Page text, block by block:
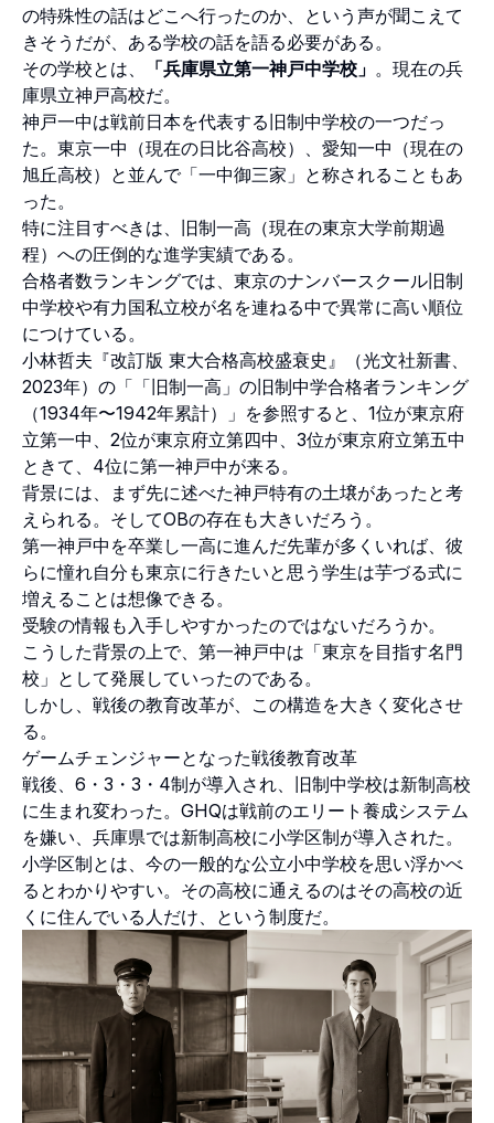
の特殊性の話はどこへ行ったのか、という声が聞こえて
きそうだが、ある学校の話を語る必要がある。
その学校とは、
「兵庫県立第一神戸中学校」 。現在の兵
庫県立神戸高校だ。
神戸一中は戦前日本を代表する旧制中学校の一つだっ
た。東京一中（現在の日比谷高校）、愛知一中（現在の
旭丘高校）と並んで「一中御三家」と称されることもあ
った。
特に注目すべきは、旧制一高（現在の東京大学前期過
程）への圧倒的な進学実績である。
合格者数ランキングでは、東京のナンバースクール旧制
中学校や有力国私立校が名を連ねる中で異常に高い順位
につけている。
小林哲夫『改訂版 東大合格高校盛衰史』（光文社新書、
2023年）の「「旧制一高」の旧制中学合格者ランキング
（1934年〜1942年累計）」を参照すると、1位が東京府
立第一中、2位が東京府立第四中、3位が東京府立第五中
ときて、4位に第一神戸中が来る。
背景には、まず先に述べた神戸特有の土壌があったと考
えられる。そしてOBの存在も大きいだろう。
第一神戸中を卒業し一高に進んだ先輩が多くいれば、彼
らに憧れ自分も東京に行きたいと思う学生は芋づる式に
増えることは想像できる。
受験の情報も入手しやすかったのではないだろうか。
こうした背景の上で、第一神戸中は「東京を目指す名門
校」として発展していったのである。
しかし、戦後の教育改革が、この構造を大きく変化させ
る。
ゲームチェンジャーとなった戦後教育改革
戦後、6・3・3・4制が導入され、旧制中学校は新制高校
に生まれ変わった。GHQは戦前のエリート養成システム
を嫌い、兵庫県では新制高校に小学区制が導入された。
小学区制とは、今の一般的な公立小中学校を思い浮かべ
るとわかりやすい。その高校に通えるのはその高校の近
くに住んでいる人だけ、という制度だ。